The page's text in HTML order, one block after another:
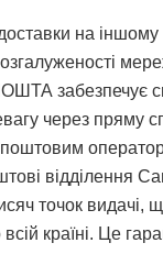
на іншому
забезпечує
через пряму
відділення
точок видачі,
всій країні. Це